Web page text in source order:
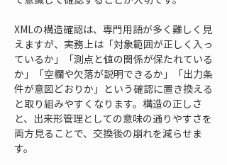
XMLの構造確認は、専門用語が多く難しく見
えますが、実務上は「対象範囲が正しく入っ
ているか」「測点と値の関係が保たれている
か」「空欄や欠落が説明できるか」「出力条
件が意図どおりか」という確認に置き換える
と取り組みやすくなります。構造の正しさ
と、出来形管理としての意味の通りやすさを
両方見ることで、交換後の崩れを減らせま
す。